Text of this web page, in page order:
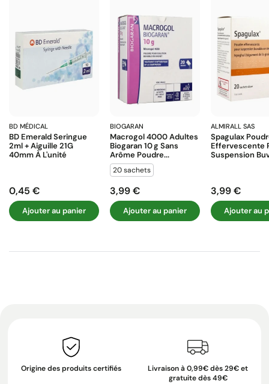
BD MÉDICAL
BD Emerald Seringue
2ml + Aiguille 21G
40mm À L'unité
Prix
0,45 €
Ajouter au panier
BIOGARAN
Macrogol 4000 Adultes
Biogaran 10 G Sans
Arôme Poudre...
20 sachets
Prix
3,99 €
Ajouter au panier
ALMIRALL SAS
Spagulax
Effervescente
Suspension
Prix
3,99 €
Ajouter au
Origine des produits certifiés
Livraison à 0,99€ dès 29€ et
gratuite dès 49€